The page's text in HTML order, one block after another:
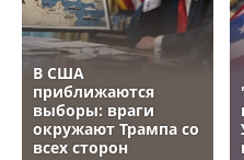
В США
приближаются
выборы: враги
окружают Трампа со
всех сторон